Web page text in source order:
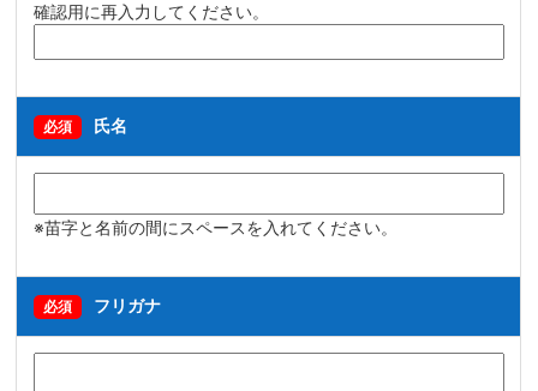
確認用に再入力してください。
必須 氏名
※苗字と名前の間にスペースを入れてください。
必須 フリガナ